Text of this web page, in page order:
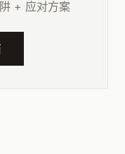
+ 应对方案